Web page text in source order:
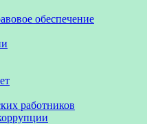
обеспечение
работников